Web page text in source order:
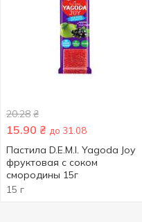
20.28 ₴
15.90 ₴ до 31.08
Пастила D.E.M.I. Yagoda Joy
фруктовая с соком
смородины 15г
15 г